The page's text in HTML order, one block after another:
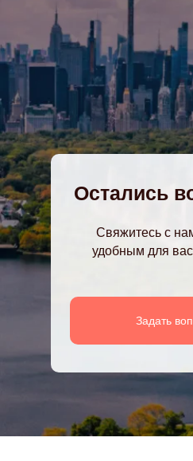
Остались
Свяжитесь с
удобным для
Задать